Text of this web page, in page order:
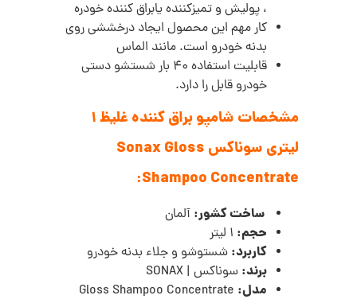
، پولیش و تمیزکننده یابراق کننده خودره
کار مهم این محصول ایجاد درخششی روی
بدنه خودرو است. مانند الماس
قابلیت استفاده 40 بار شستشو دستی
خودرو قابل را دارد.
مشخصات شامپو براق کننده غلیظ 1
لیتری سوناکس Sonax Gloss
Shampoo Concentrate:
ساخت کشور: آلمان
حجم:
کاربرد: شستوشو و جلاء بدنه خودرو
برند: سوناکس | SONAX
مدل: